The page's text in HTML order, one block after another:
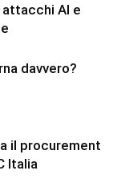
AI e
davvero?
il procurement
Italia